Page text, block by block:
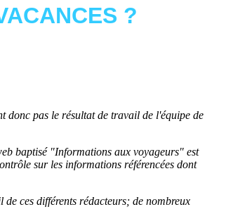
?
donc pas le résultat de travail de l'équipe de
baptisé "Informations aux voyageurs" est
sur les informations référencées dont
ces différents rédacteurs; de nombreux